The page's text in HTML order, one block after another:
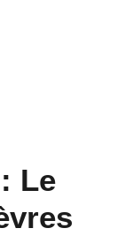
Le